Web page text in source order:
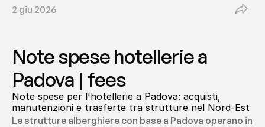
2 giu 2026
Note spese hotellerie a
Padova | fees
Note spese per l'hotellerie a Padova: acquisti,
manutenzioni e trasferte tra strutture nel Nord-Est
Le strutture alberghiere con base a Padova operano in